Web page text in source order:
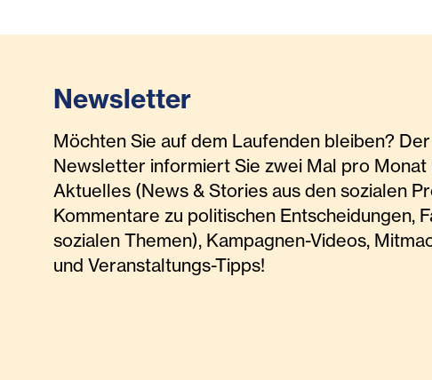
Newsletter
Möchten Sie auf dem Laufenden bleiben?
Newsletter informiert Sie zwei Mal pro Monat
Aktuelles (News & Stories aus den sozialen
Kommentare zu politischen Entscheidungen,
sozialen Themen), Kampagnen-Videos,
und Veranstaltungs-Tipps!